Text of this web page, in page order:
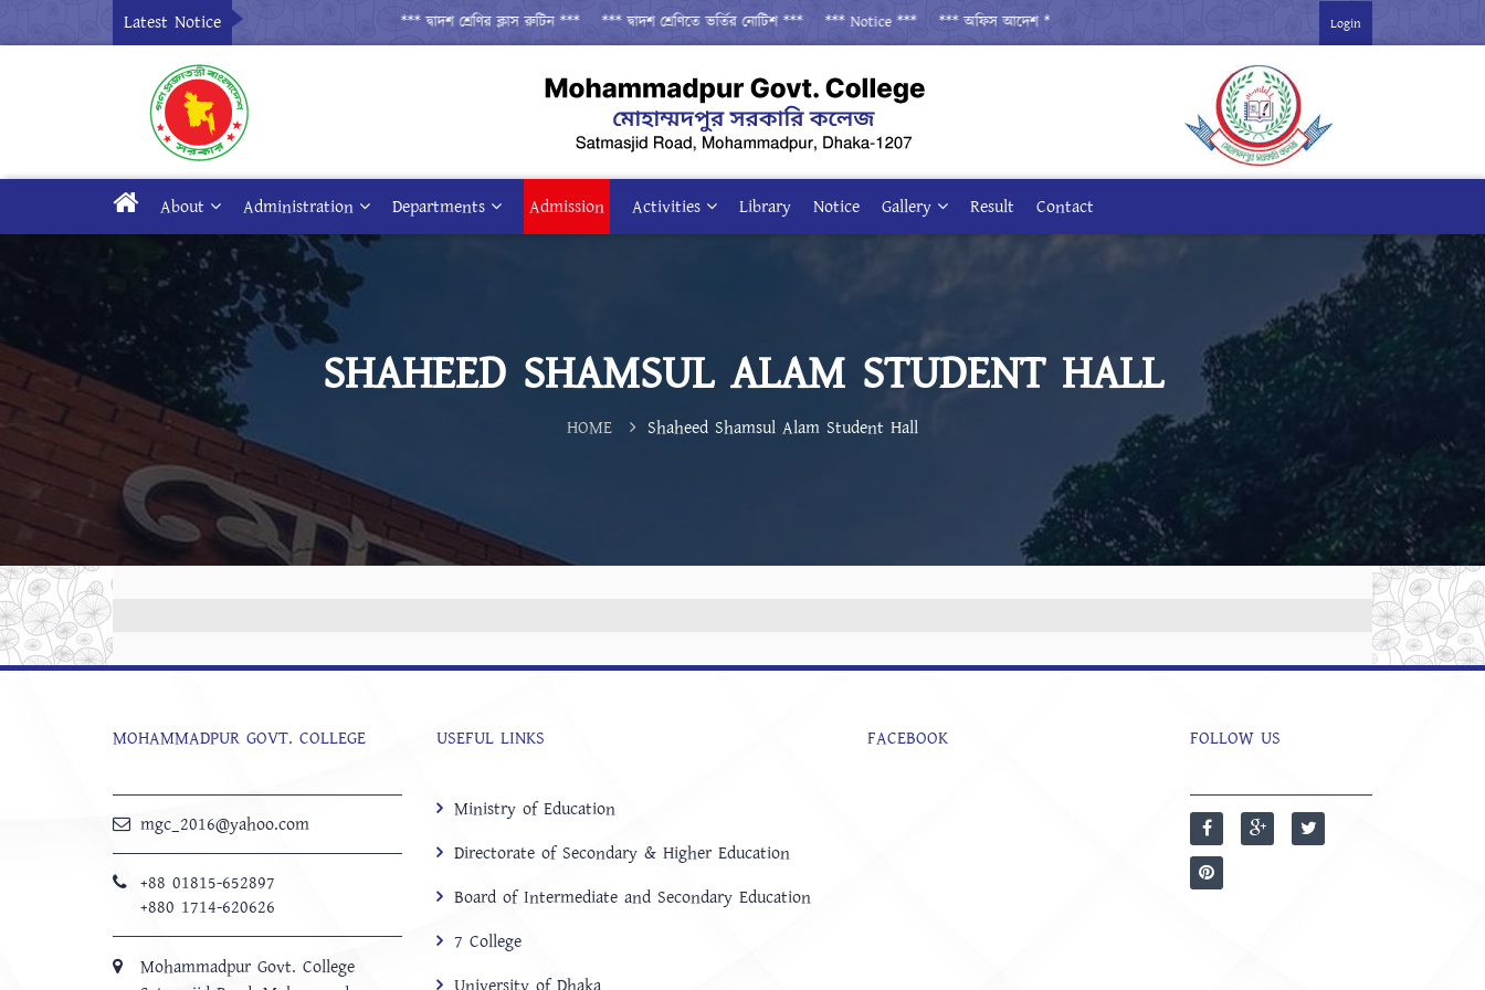
Latest Notice *** দ্বাদশ শ্রেণির ক্লাস রুটিন *** *** দ্বাদশ শ্রেণিতে ভর্তির নোটিশ *** *** Notice *** *** অফিস আদেশ *** Login
About Administration Departments Admission Activities Library Notice Gallery Result Contact
SHAHEED SHAMSUL ALAM STUDENT HALL
HOME Shaheed Shamsul Alam Student Hall
MOHAMMADPUR GOVT. COLLEGE
mgc_2016@yahoo.com
+88 01815-652897 ‬
+880 1714-620626
Mohammadpur Govt. College
USEFUL LINKS
Ministry of Education
Directorate of Secondary & Higher Education
Board of Intermediate and Secondary Education
7 College
FACEBOOK FOLLOW US